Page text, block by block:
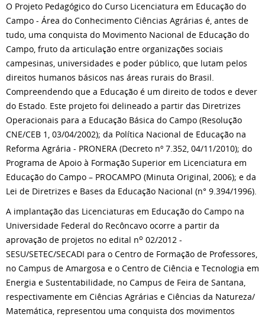
O Projeto Pedagógico do Curso Licenciatura em Educação do
Campo - Área do Conhecimento Ciências Agrárias é, antes de
tudo, uma conquista do Movimento Nacional de Educação do
Campo, fruto da articulação entre organizações sociais
campesinas, universidades e poder público, que lutam pelos
direitos humanos básicos nas áreas rurais do Brasil.
Compreendendo que a Educação é um direito de todos e dever
do Estado. Este projeto foi delineado a partir das Diretrizes
Operacionais para a Educação Básica do Campo (Resolução
CNE/CEB 1, 03/04/2002); da Política Nacional de Educação na
Reforma Agrária - PRONERA (Decreto nº 7.352, 04/11/2010); do
Programa de Apoio à Formação Superior em Licenciatura em
Educação do Campo – PROCAMPO (Minuta Original, 2006); e da
Lei de Diretrizes e Bases da Educação Nacional (n° 9.394/1996).
A implantação das Licenciaturas em Educação do Campo na
Universidade Federal do Recôncavo ocorre a partir da
aprovação de projetos no edital no 02/2012 -
SESU/SETEC/SECADI para o Centro de Formação de Professores,
no Campus de Amargosa e o Centro de Ciência e Tecnologia em
Energia e Sustentabilidade, no Campus de Feira de Santana,
respectivamente em Ciências Agrárias e Ciências da Natureza/
Matemática, representou uma conquista dos movimentos